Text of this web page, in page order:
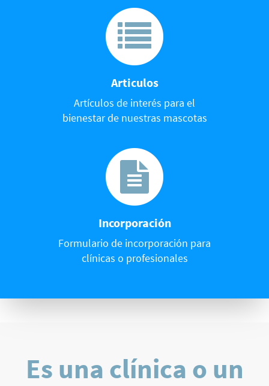
Articulos
Artículos de interés para el
bienestar de nuestras mascotas
Incorporación
Formulario de incorporación para
clínicas o profesionales
Es una clínica o un